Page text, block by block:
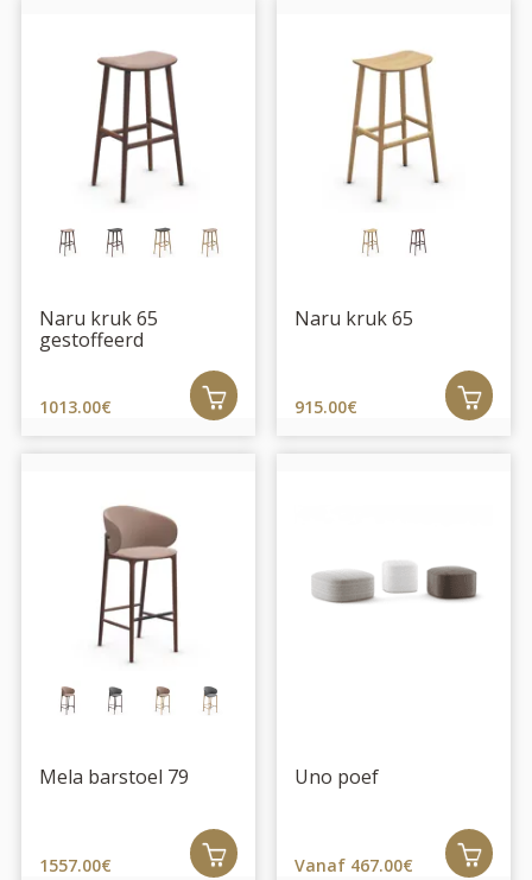
Naru kruk 65
gestoffeerd
1013.00€
Naru kruk 65
915.00€
Mela barstoel 79
1557.00€
Uno poef
Vanaf 467.00€